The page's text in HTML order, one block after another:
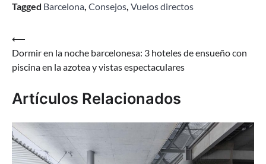
Tagged Barcelona, Consejos, Vuelos directos
Navegación
de
entradas
⟵
Dormir en la noche barcelonesa: 3 hoteles de ensueño con
piscina en la azotea y vistas espectaculares
Artículos Relacionados